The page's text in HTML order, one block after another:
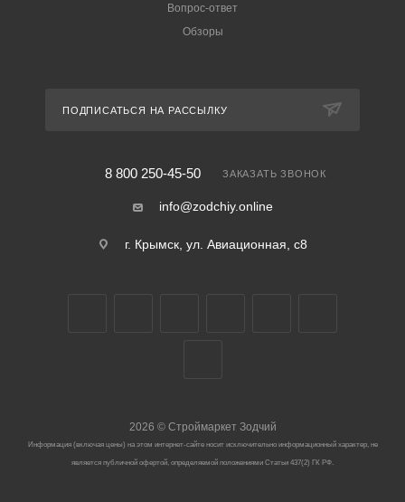
Вопрос-ответ
Обзоры
ПОДПИСАТЬСЯ НА РАССЫЛКУ
8 800 250-45-50 ЗАКАЗАТЬ ЗВОНОК
info@zodchiy.online
г. Крымск, ул. Авиационная, с8
2026 ©Строймаркет Зодчий
Информация (включая цены) на этом интернет-сайте носит исключительно информационный характер, не
является публичной офертой, определяемой положениями Статьи 437(2) ГК РФ.